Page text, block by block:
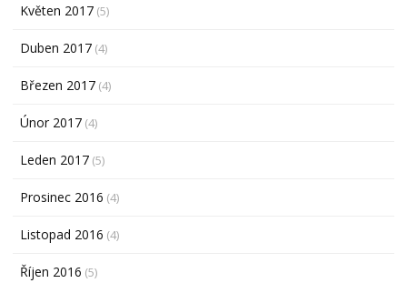
Květen 2017 (5)
Duben 2017 (4)
Březen 2017 (4)
Únor 2017 (4)
Leden 2017 (5)
Prosinec 2016 (4)
Listopad 2016 (4)
Říjen 2016 (5)